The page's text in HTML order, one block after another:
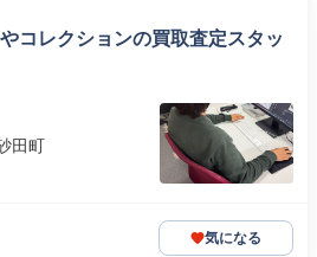
コレクションの買取査定スタッ
田町
気になる